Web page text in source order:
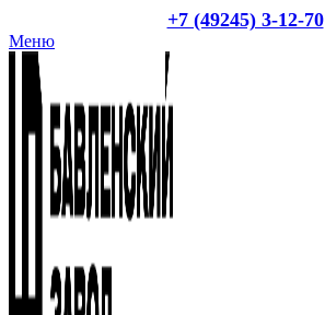
+7 (49245) 3-12-70
Меню